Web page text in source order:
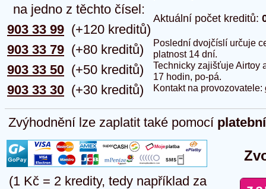
na jedno z těchto čísel:
903 33 99
903 33 79
903 33 50
903 33 30
(+120 kreditů)
(+80 kreditů)
(+50 kreditů)
(+30 kreditů)
Aktuální počet kreditů:
Poslední dvojčíslí určuje
platnost 14 dní.
Technicky zajišťuje Airtoy
17 hodin, po-pá.
Kontakt na provozovatele:
Zvýhodnění lze zaplatit také pomocí
(1 Kč = 2 kredity, tedy například za